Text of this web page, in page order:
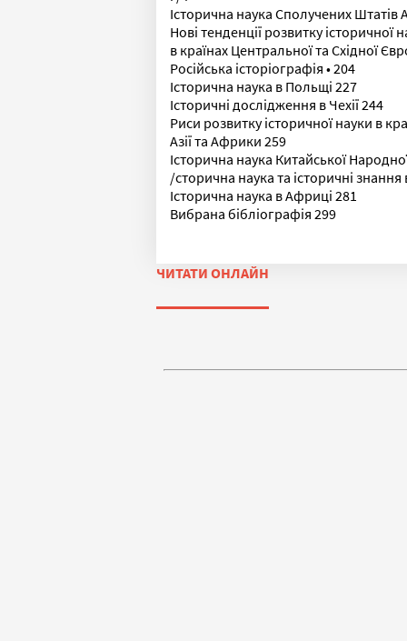
Історична наука Сполучених Штатів
Нові тенденції розвитку історичної
в країнах Центральної та Східної
Російська історіографія • 204
Історична наука в Польщі 227
Історичні дослідження в Чехії 244
Риси розвитку історичної науки в
Азії та Африки 259
Історична наука Китайської
/сторична наука та історичні знання
Історична наука в Африці 281
Вибрана бібліографія 299
ЧИТАТИ ОНЛАЙН